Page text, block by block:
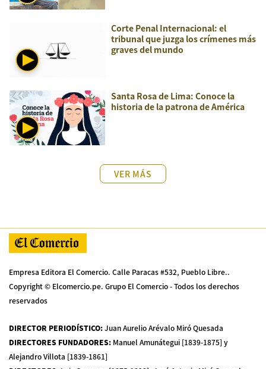
Corte Penal Internacional: el
tribunal que juzga los crímenes más
graves del mundo
Santa Rosa de Lima: Conoce la
historia de la patrona de América
VER MÁS
Empresa Editora El Comercio. Calle Paracas #532, Pueblo Libre..
Copyright © Elcomercio.pe. Grupo El Comercio - Todos los derechos
reservados
DIRECTOR PERIODÍSTICO:Juan Aurelio Arévalo Miró Quesada
DIRECTORES FUNDADORES: Manuel Amunátegui [1839-1875] y
Alejandro Villota [1839-1861]